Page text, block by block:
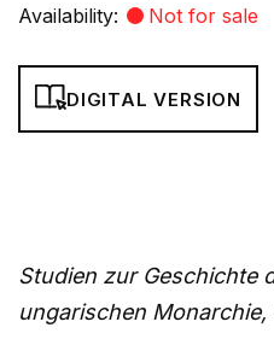
Availability: Not for sale
DIGITAL VERSION
Studien zur Geschichte
ungarischen Monarchie,